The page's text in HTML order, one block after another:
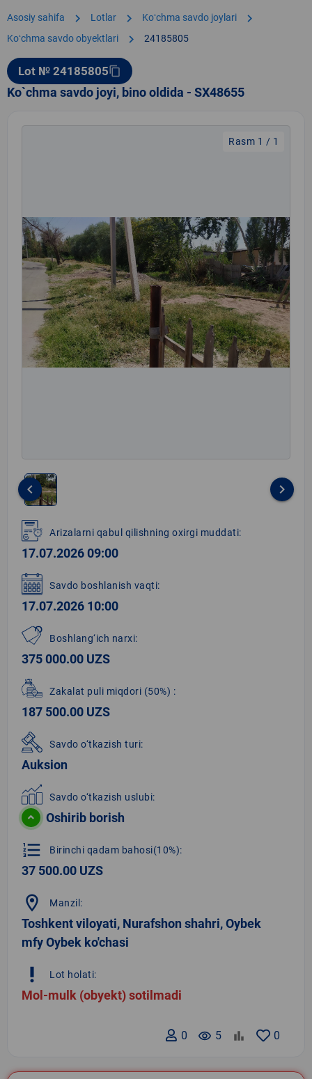
Asosiy sahifa chevron_right Lotlar chevron_right Koʻchma savdo joylari chevron_right
Koʻchma savdo obyektlari chevron_right 24185805
Lot № 24185805content_copy
Ko`chma savdo joyi, bino oldida - SX48655
Rasm 1 / 1
1
of
1
keyboard_arrow_left keyboard_arrow_right
Arizalarni qabul qilishning oxirgi muddati:
17.07.2026 09:00
Savdo boshlanish vaqti:
17.07.2026 10:00
Boshlang‘ich narxi:
375 000.00 UZS
Zakalat puli miqdori (50%) :
187 500.00 UZS
Savdo o‘tkazish turi:
Auksion
Savdo o‘tkazish uslubi:
Oshirib borish
format_list_numbered Birinchi qadam bahosi(10%):
37 500.00 UZS
location_on Manzil:
Toshkent viloyati, Nurafshon shahri, Oybek
mfy Oybek ko'chasi
priority_high Lot holati:
Mol-mulk (obyekt) sotilmadi
0
remove_red_eye 5
0